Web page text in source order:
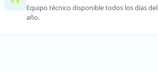
Equipo técnico disponible todos los días del
año.